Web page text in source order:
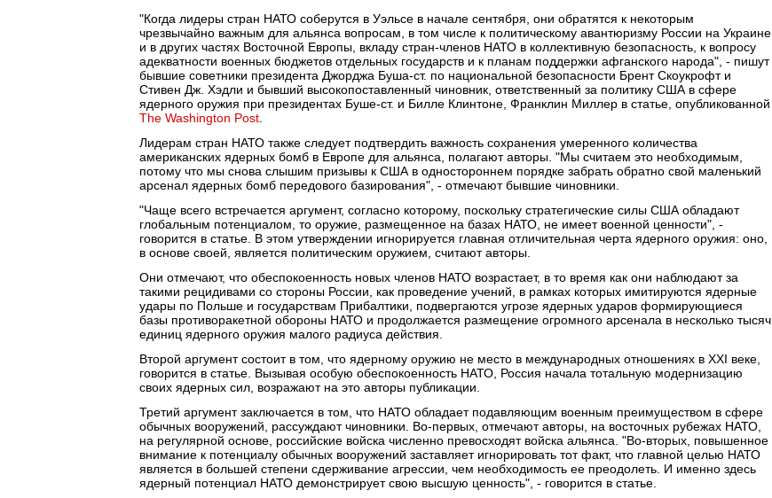
"Когда лидеры стран НАТО соберутся в Уэльсе в начале сентября, они обратятся к некоторым
чрезвычайно важным для альянса вопросам, в том числе к политическому авантюризму России на Украине
и в других частях Восточной Европы, вкладу стран-членов НАТО в коллективную безопасность, к вопросу
адекватности военных бюджетов отдельных государств и к планам поддержки афганского народа", - пишут
бывшие советники президента Джорджа Буша-ст. по национальной безопасности Брент Скоукрофт и
Стивен Дж. Хэдли и бывший высокопоставленный чиновник, ответственный за политику США в сфере
ядерного оружия при президентах Буше-ст. и Билле Клинтоне, Франклин Миллер в статье, опубликованной
The Washington Post
Лидерам стран НАТО также следует подтвердить важность сохранения умеренного количества
американских ядерных бомб в Европе для альянса, полагают авторы. "Мы считаем это необходимым,
потому что мы снова слышим призывы к США в одностороннем порядке забрать обратно свой маленький
арсенал ядерных бомб передового базирования", - отмечают бывшие чиновники.
"Чаще всего встречается аргумент, согласно которому, поскольку стратегические силы США обладают
глобальным потенциалом, то оружие, размещенное на базах НАТО, не имеет военной ценности", -
говорится в статье. В этом утверждении игнорируется главная отличительная черта ядерного оружия: оно,
в основе своей, является политическим оружием, считают авторы.
Они отмечают, что обеспокоенность новых членов НАТО возрастает, в то время как они наблюдают за
такими рецидивами со стороны России, как проведение учений, в рамках которых имитируются ядерные
удары по Польше и государствам Прибалтики, подвергаются угрозе ядерных ударов формирующиеся
базы противоракетной обороны НАТО и продолжается размещение огромного арсенала в несколько тысяч
единиц ядерного оружия малого радиуса действия.
Второй аргумент состоит в том, что ядерному оружию не место в международных отношениях в XXI веке,
говорится в статье. Вызывая особую обеспокоенность НАТО, Россия начала тотальную модернизацию
своих ядерных сил, возражают на это авторы публикации.
Третий аргумент заключается в том, что НАТО обладает подавляющим военным преимуществом в сфере
обычных вооружений, рассуждают чиновники. Во-первых, отмечают авторы, на восточных рубежах НАТО,
на регулярной основе, российские войска численно превосходят войска альянса. "Во-вторых, повышенное
внимание к потенциалу обычных вооружений заставляет игнорировать тот факт, что главной целью НАТО
является в большей степени сдерживание агрессии, чем необходимость ее преодолеть. И именно здесь
ядерный потенциал НАТО демонстрирует свою высшую ценность", - говорится в статье.